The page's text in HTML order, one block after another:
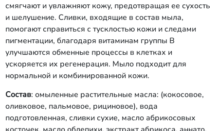
смягчают и увлажняют кожу, предотвращая ее сухость
и шелушение. Сливки, входящие в состав мыла,
помогают справиться с тусклостью кожи и следами
пигментации, благодаря витаминам группы В
улучшаются обменные процессы в клетках и
ускоряется их регенерация. Мыло подходит для
нормальной и комбинированной кожи.
Состав: омыленные растительные масла: (кокосовое,
оливковое, пальмовое, рициновое), вода
подготовленная, сливки сухие, масло абрикосовых